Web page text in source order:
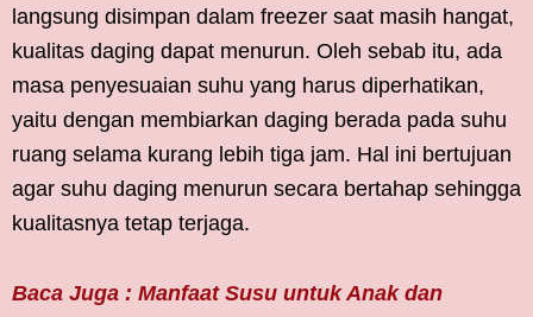
langsung disimpan dalam freezer saat masih hangat,
kualitas daging dapat menurun. Oleh sebab itu, ada
masa penyesuaian suhu yang harus diperhatikan,
yaitu dengan membiarkan daging berada pada suhu
ruang selama kurang lebih tiga jam. Hal ini bertujuan
agar suhu daging menurun secara bertahap sehingga
kualitasnya tetap terjaga.
Baca Juga : Manfaat Susu untuk Anak dan